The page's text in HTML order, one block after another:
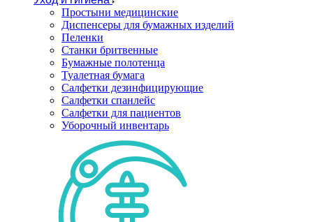
Простыни медицинские
Диспенсеры для бумажных изделий
Пеленки
Станки бритвенные
Бумажные полотенца
Туалетная бумага
Салфетки дезинфицирующие
Салфетки спанлейс
Салфетки для пациентов
Уборочный инвентарь